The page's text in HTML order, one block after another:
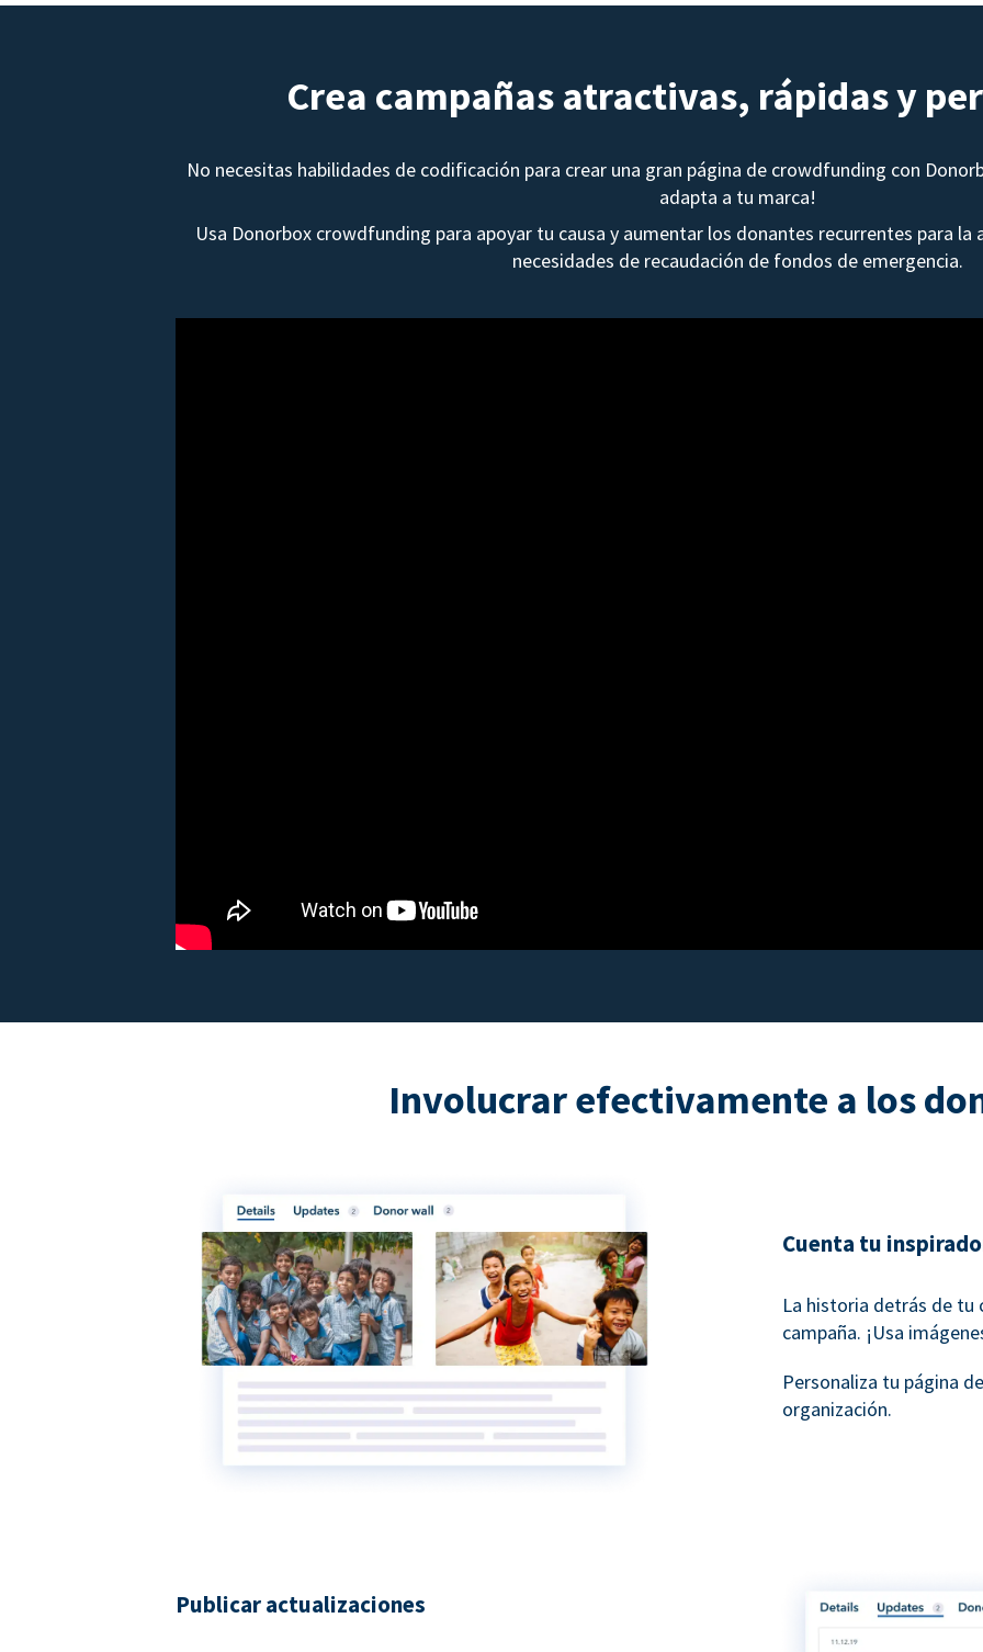
Crea campañas atractivas, rápidas y
No necesitas habilidades de codificación para crear una gran página de crowdfunding con
adapta a tu marca!
Usa Donorbox crowdfunding para apoyar tu causa y aumentar los donantes recurrentes para
necesidades de recaudación de fondos de emergencia.
Involucrar efectivamente a los
Cuenta tu
La historia detrás de tu
campaña. ¡Usa
Personaliza tu página
organización.
Publicar actualizaciones